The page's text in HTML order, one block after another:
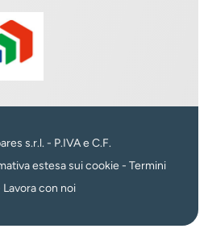
s.r.l. - P.IVA e C.F.
estesa sui cookie - Termini
Lavora con noi